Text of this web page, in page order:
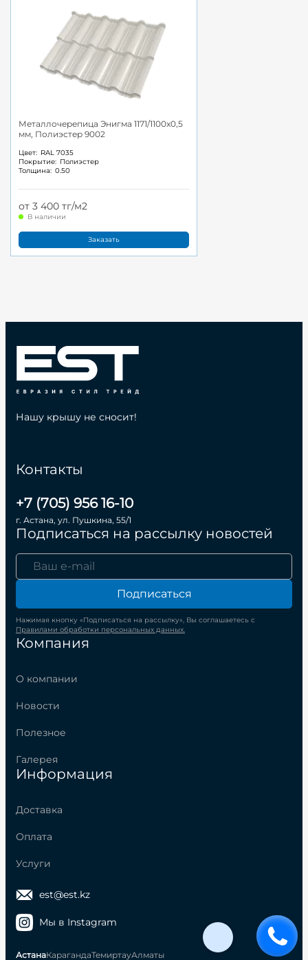
Металлочерепица Энигма 1171/1100x0,5
мм, Полиэстер 9002
Цвет: RAL 7035
Покрытие: Полиэстер
Толщина: 0.50
от 3 400 тг/м2
В наличии
Заказать
Компания
О компании
Новости
Полезное
Галерея
Информация
Доставка
Оплата
Услуги
Контакты
+7 (705) 956 16-10
г. Астана, ул. Пушкина, 55/1
Подписаться на рассылку новостей
Подписаться
Нажимая кнопку «Подписаться на рассылку», Вы соглашаетесь с
Правилами обработки персональных данных.
Нашу крышу не сносит!
est@est.kz
Мы в Instagram
АстанаКарагандаТемиртауАлматы